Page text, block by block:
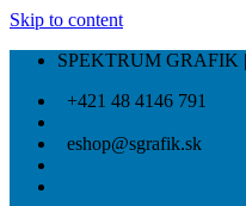
Skip to content
SPEKTRUM GRAFIK |
+421 48 4146 791
eshop@sgrafik.sk